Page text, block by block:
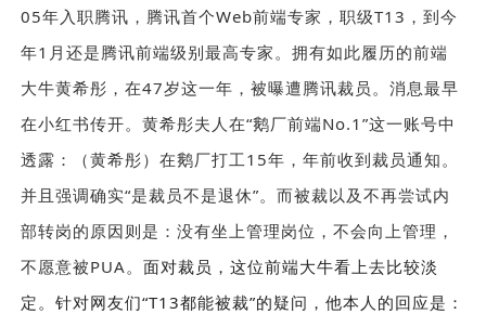
05年入职腾讯，腾讯首个Web前端专家，职级T13 ，到今
年1 月还是腾讯前端级别最高专家。拥有如此履历的前端
大牛黄希彤，在47岁这一年，被曝遭腾讯裁员。消息最早
在小红书传开。黄希彤夫人在“鹅厂前端No.1”这一账号中
透露：（黄希彤）在鹅厂打工15年，年前收到裁员通知。
并且强调确实“是裁员不是退休”。而被裁以及不再尝试内
部转岗的原因则是：没有坐上管理岗位，不会向上管理，
不愿意被PUA。面对裁员，这位前端大牛看上去比较淡
定。针对网友们“T13都能被裁”的疑问，他本人的回应是：